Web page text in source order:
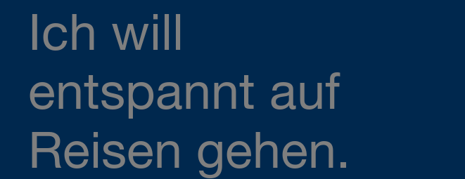
Ich will
entspannt auf
Reisen gehen.